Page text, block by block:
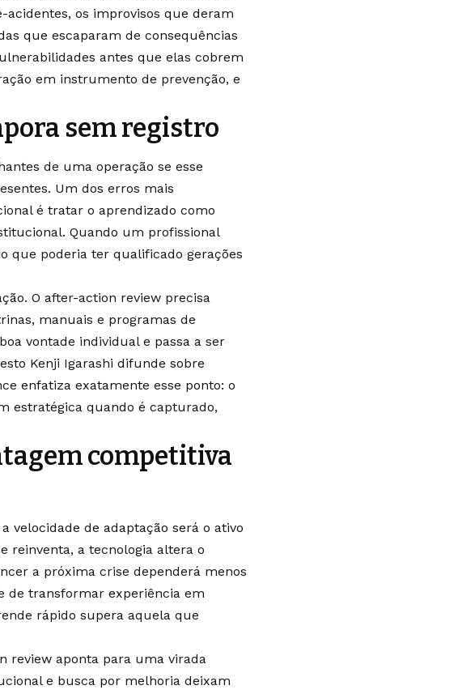
acidentes, os improvisos que deram
que escaparam de consequências
antes que elas cobrem
em instrumento de prevenção, e
sem registro
de uma operação se esse
Um dos erros mais
é tratar o aprendizado como
Quando um profissional
que poderia ter qualificado gerações
O after-action review precisa
manuais e programas de
vontade individual e passa a ser
Kenji Igarashi difunde sobre
enfatiza exatamente esse ponto: o
estratégica quando é capturado,
competitiva
velocidade de adaptação será o ativo
reinventa, a tecnologia altera o
a próxima crise dependerá menos
de transformar experiência em
rápido supera aquela que
review aponta para uma virada
e busca por melhoria deixam